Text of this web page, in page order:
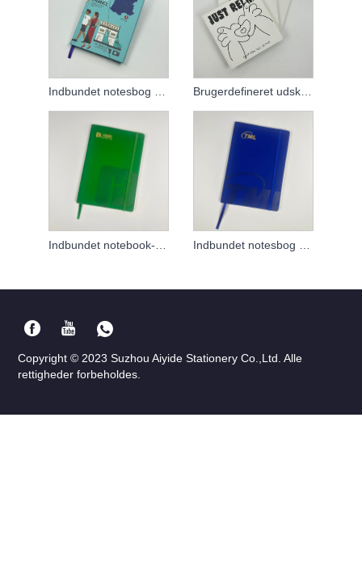
Copyright © 2023 Suzhou Aiyide Stationery Co.,Ltd. Alle
rettigheder forbeholdes.